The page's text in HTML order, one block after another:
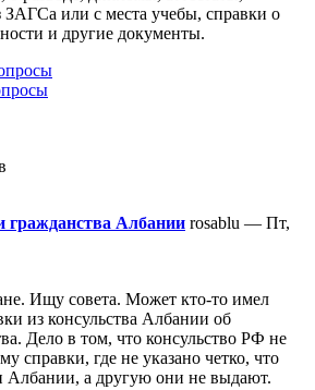
ЗАГСа или с места учебы, справки о
и другие документы.
гражданства Албании rosablu — Пт,
Ищу совета. Может кто-то имел
из консульства Албании об
Дело в том, что консульство РФ не
справки, где не указано четко, что
Албании, а другую они не выдают.